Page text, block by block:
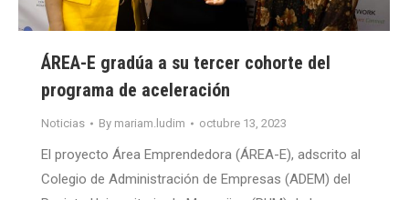
ÁREA-E gradúa a su tercer cohorte del
programa de aceleración
Noticias By mariam.ludim octubre 13, 2023
El proyecto Área Emprendedora (ÁREA-E), adscrito al
Colegio de Administración de Empresas (ADEM) del